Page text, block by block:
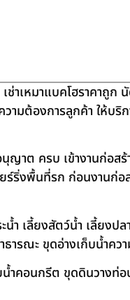
าเหมาแบคโฮราคาถูก
ามต้องการลูกค้า ให้บริ
ญาต ครบ เข้างานก่อส
ร์ริ่งพื้นที่รก ก่อนงานก่อ
ำ เลี้ยงสัตว์น้ำ เลี้ยงป
ารณะ ขุดอ่างเก็บน้ำคว
ำคอนกรีต ขุดดินวางท่อ